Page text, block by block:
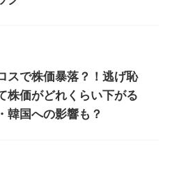
スで株価暴落？！逃げ恥
株価がどれくらい下がる
韓国への影響も？